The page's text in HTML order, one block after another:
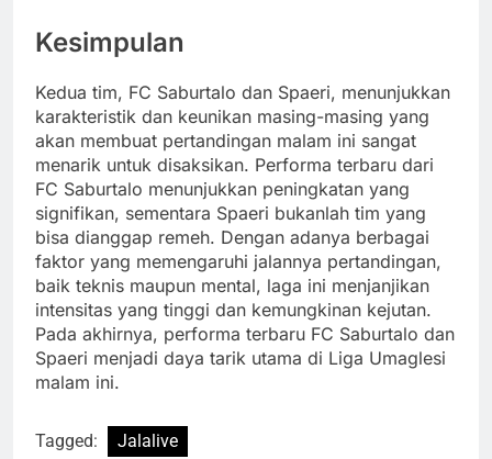
Kesimpulan
Kedua tim, FC Saburtalo dan Spaeri, menunjukkan
karakteristik dan keunikan masing-masing yang
akan membuat pertandingan malam ini sangat
menarik untuk disaksikan. Performa terbaru dari
FC Saburtalo menunjukkan peningkatan yang
signifikan, sementara Spaeri bukanlah tim yang
bisa dianggap remeh. Dengan adanya berbagai
faktor yang memengaruhi jalannya pertandingan,
baik teknis maupun mental, laga ini menjanjikan
intensitas yang tinggi dan kemungkinan kejutan.
Pada akhirnya, performa terbaru FC Saburtalo dan
Spaeri menjadi daya tarik utama di Liga Umaglesi
malam ini.
Tagged: Jalalive